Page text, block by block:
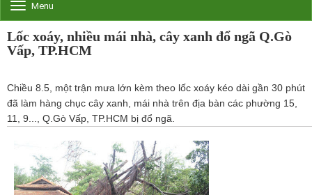
o
g
a
v
i
a
t
i
o
Menu
Lốc xoáy, nhiều mái nhà, cây xanh đổ ngã Q.Gò
Vấp, TP.HCM
Chiều 8.5, một trận mưa lớn kèm theo lốc xoáy kéo dài gần 30 phút
đã làm hàng chục cây xanh, mái nhà trên địa bàn các phường 15,
11, 9..., Q.Gò Vấp, TP.HCM bị đổ ngã.